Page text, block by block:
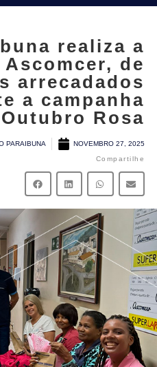
realiza a
de
arrecadados
a campanha
Outubro Rosa
PARAIBUNA NOVEMBRO 27, 2025
Compartilhe